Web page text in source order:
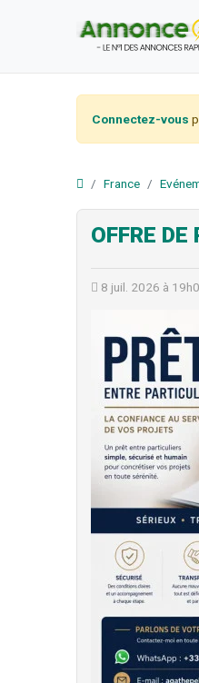
Connectez-vous
France
OFFRE
8 juil. 2026 à